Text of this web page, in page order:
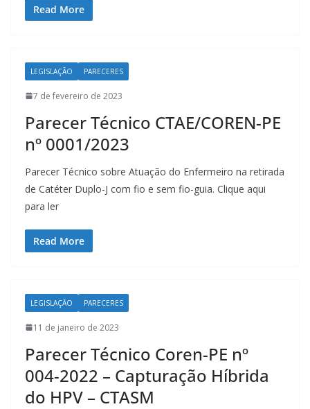
Read More
LEGISLAÇÃO PARECERES
7 de fevereiro de 2023
Parecer Técnico CTAE/COREN-PE
nº 0001/2023
Parecer Técnico sobre Atuação do Enfermeiro na retirada
de Catéter Duplo-J com fio e sem fio-guia. Clique aqui
para ler
Read More
LEGISLAÇÃO PARECERES
11 de janeiro de 2023
Parecer Técnico Coren-PE nº
004-2022 – Capturação Híbrida
do HPV – CTASM